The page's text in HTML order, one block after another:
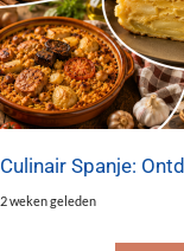
Culinair Spanje:
2 weken geleden